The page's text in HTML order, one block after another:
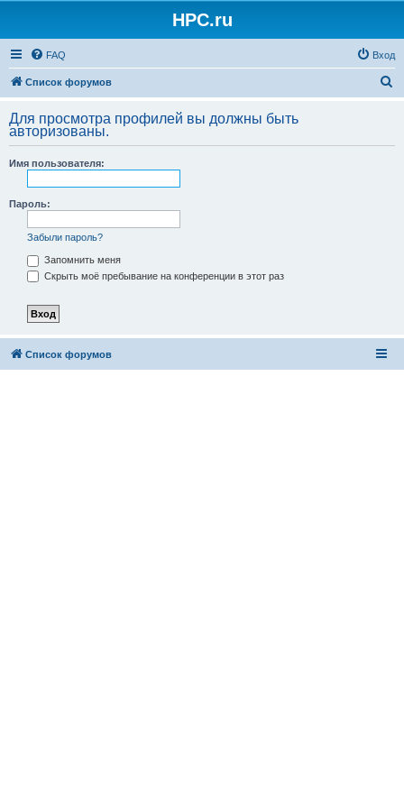
HPC.ru
FAQ Вход
Список форумов
с
Для просмотра профилей вы должны быть
авторизованы.
Имя пользователя:
Пароль:
Забыли пароль?
Запомнить меня
Скрыть моё пребывание на конференции в этот раз
Список форумов